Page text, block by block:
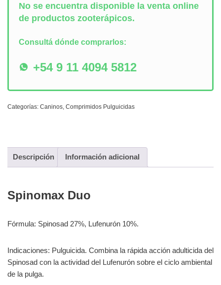
No se encuentra disponible la venta online
de productos zooterápicos.
Consultá dónde comprarlos:
+54 9 11 4094 5812
Categorías: Caninos Comprimidos Pulguicidas
Descripción Información adicional
Spinomax Duo
Fórmula: Spinosad 27%, Lufenurón 10%.
Indicaciones: Pulguicida. Combina la rápida acción adulticida del
Spinosad con la actividad del Lufenurón sobre el ciclo ambiental
de la pulga.